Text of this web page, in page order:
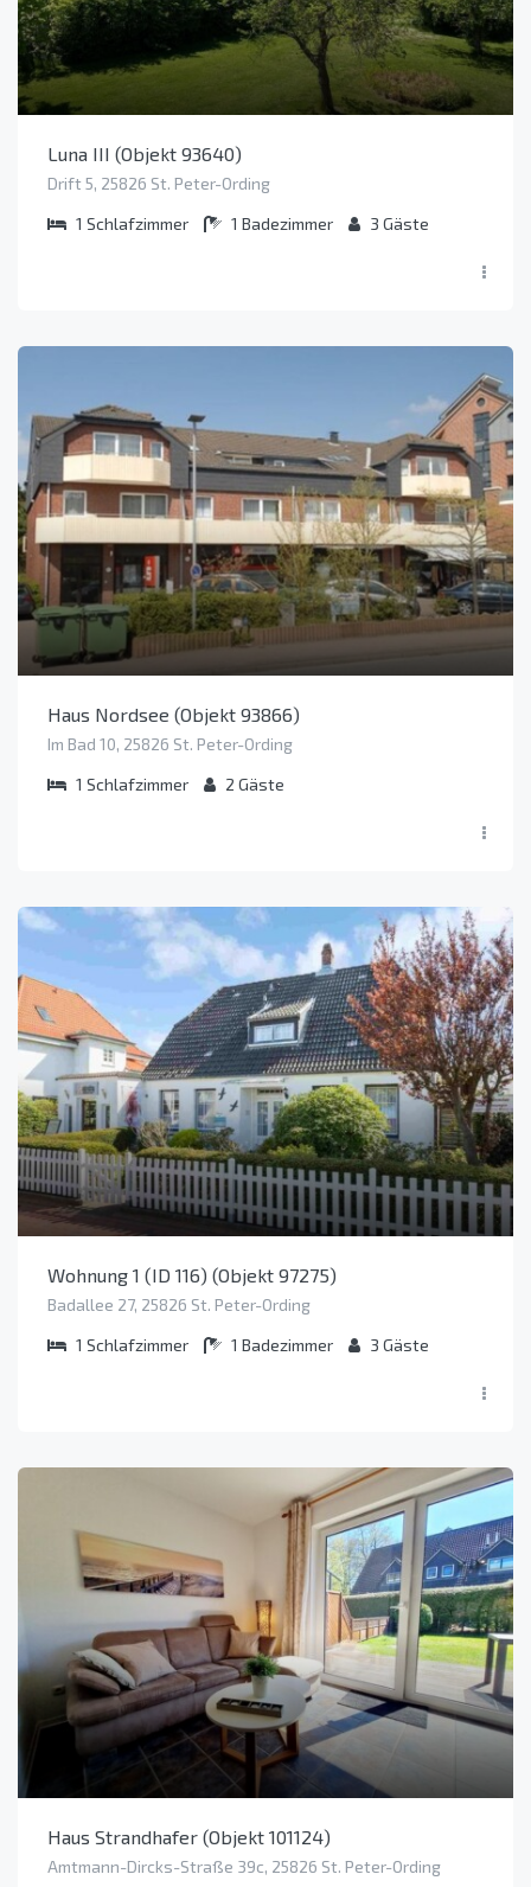
Luna III (Objekt 93640)
Drift 5, 25826 St. Peter-Ording
1 Schlafzimmer 1 Badezimmer 3 Gäste
Haus Nordsee (Objekt 93866)
Im Bad 10, 25826 St. Peter-Ording
1 Schlafzimmer 2 Gäste
Wohnung 1 (ID 116) (Objekt 97275)
Badallee 27, 25826 St. Peter-Ording
1 Schlafzimmer 1 Badezimmer 3 Gäste
Haus Strandhafer (Objekt 101124)
Amtmann-Dircks-Straße 39c, 25826 St. Peter-Ording